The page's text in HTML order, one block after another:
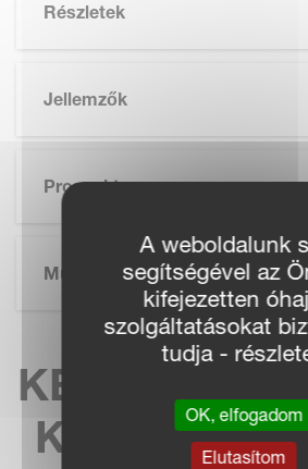
Részletek
Jellemzők
Prospektus
Műszaki Adatok
KERESSE
A weboldalunk
segítségével az
kifejezetten
szolgáltatásokat
tudja -
OK, elfogadom
Elutasítom